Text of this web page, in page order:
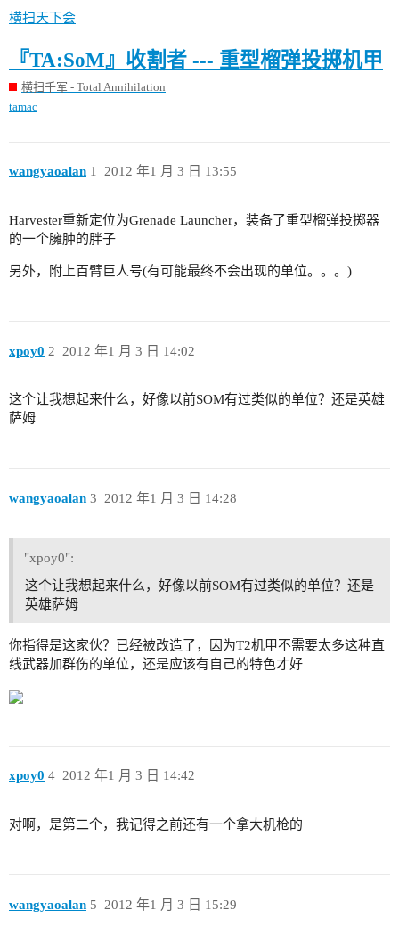
横扫天下会
『TA:SoM』收割者 --- 重型榴弹投掷机甲
横扫千军 - Total Annihilation
tamac
wangyaoalan 2012 年1 月 3 日 13:55
1
Harvester重新定位为Grenade Launcher，装备了重型榴弹投掷器
的一个臃肿的胖子
另外，附上百臂巨人号(有可能最终不会出现的单位。。。)
xpoy0 2012 年1 月 3 日 14:02
2
这个让我想起来什么，好像以前SOM有过类似的单位？还是英雄
萨姆
wangyaoalan 2012 年1 月 3 日 14:28
3
"xpoy0":
这个让我想起来什么，好像以前SOM有过类似的单位？还是
英雄萨姆
你指得是这家伙？已经被改造了，因为T2机甲不需要太多这种直
线武器加群伤的单位，还是应该有自己的特色才好
xpoy0 2012 年1 月 3 日 14:42
4
对啊，是第二个，我记得之前还有一个拿大机枪的
wangyaoalan 2012 年1 月 3 日 15:29
5